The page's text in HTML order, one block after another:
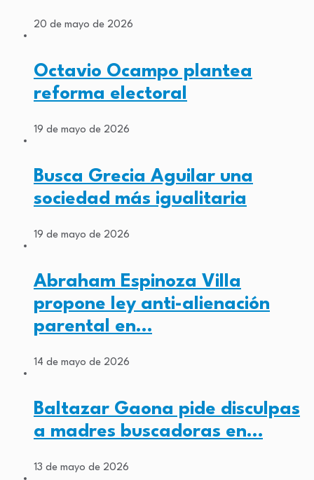
20 de mayo de 2026
Octavio Ocampo plantea
reforma electoral
19 de mayo de 2026
Busca Grecia Aguilar una
sociedad más igualitaria
19 de mayo de 2026
Abraham Espinoza Villa
propone ley anti-alienación
parental en…
14 de mayo de 2026
Baltazar Gaona pide disculpas
a madres buscadoras en…
13 de mayo de 2026